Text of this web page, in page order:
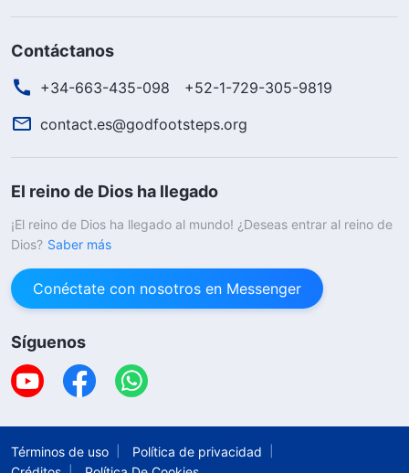
Contáctanos
+34-663-435-098
+52-1-729-305-9819
contact.es@godfootsteps.org
El reino de Dios ha llegado
¡El reino de Dios ha llegado al mundo! ¿Deseas entrar al reino de
Dios? Saber más
Conéctate con nosotros en Messenger
Síguenos
Términos de uso
Política de privacidad